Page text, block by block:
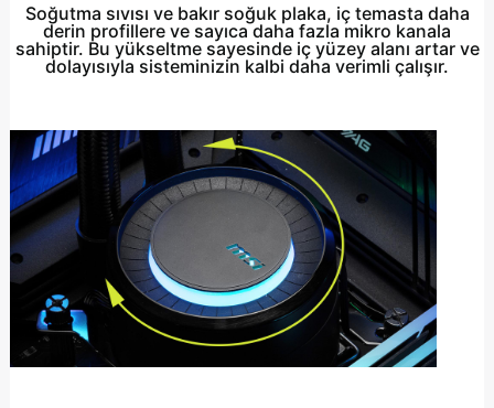
Soğutma sıvısı ve bakır soğuk plaka, iç temasta daha
derin profillere ve sayıca daha fazla mikro kanala
sahiptir. Bu yükseltme sayesinde iç yüzey alanı artar ve
dolayısıyla sisteminizin kalbi daha verimli çalışır.